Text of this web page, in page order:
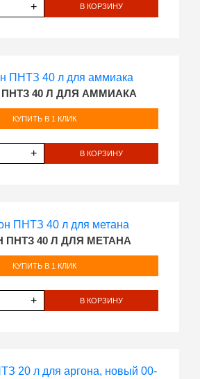
+ В КОРЗИНУ
40 Л ДЛЯ АММИАКА
КУПИТЬ В 1 КЛИК
+ В КОРЗИНУ
ПНТЗ 40 Л ДЛЯ МЕТАНА
КУПИТЬ В 1 КЛИК
+ В КОРЗИНУ